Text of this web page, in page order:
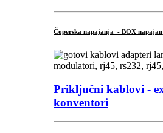
Čoperska napajanja - BOX
Priključni kablovi -
konventori